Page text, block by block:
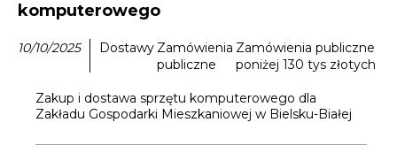
komputerowego
10/10/2025 Dostawy Zamówienia
publiczne
Zamówienia publiczne
poniżej 130 tys złotych
Zakup i dostawa sprzętu komputerowego dla
Zakładu Gospodarki Mieszkaniowej w Bielsku-Białej